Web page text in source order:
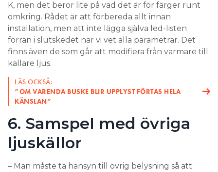
K, men det beror lite på vad det är för färger runt
omkring. Rådet är att förbereda allt innan
installation, men att inte lägga själva led-listen
förrän i slutskedet när vi vet alla parametrar. Det
finns även de som går att modifiera från varmare till
kallare ljus.
LÄS OCKSÅ:
”OM VARENDA BUSKE BLIR UPPLYST FÖRTAS HELA
KÄNSLAN”
6. Samspel med övriga
ljuskällor
– Man måste ta hänsyn till övrig belysning så att